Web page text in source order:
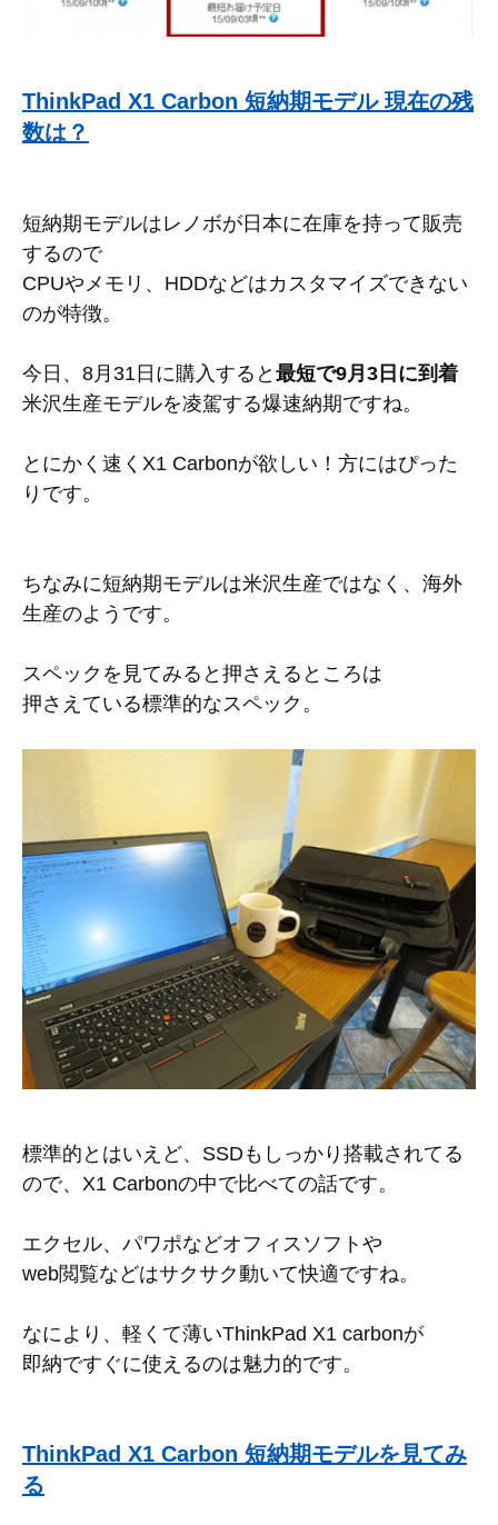
ThinkPad X1 Carbon 短納期モデル 現在の残
数は？
短納期モデルはレノボが日本に在庫を持って販売
するので
CPUやメモリ、HDDなどはカスタマイズできない
のが特徴。
今日、8月31日に購入すると 最短で9月3日に到着
米沢生産モデルを凌駕する爆速納期ですね。
とにかく速くX1 Carbonが欲しい！方にはぴった
りです。
ちなみに短納期モデルは米沢生産ではなく、海外
生産のようです。
スペックを見てみると押さえるところは
押さえている標準的なスペック。
標準的とはいえど、SSDもしっかり搭載されてる
ので、X1 Carbonの中で比べての話です。
エクセル、パワポなどオフィスソフトや
web閲覧などはサクサク動いて快適ですね。
なにより、軽くて薄いThinkPad X1 carbonが
即納ですぐに使えるのは魅力的です。
ThinkPad X1 Carbon 短納期モデルを見てみ
る